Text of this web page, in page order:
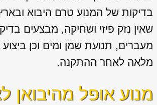
בדיקות של המנוע טרם היבוא
שאין נזק פיזי ושחיקה, מבצעים
מעברים, תנועת שמן ומים וכן
מלאה לאחר ההתקנה.
מנוע אופל מהיבואן